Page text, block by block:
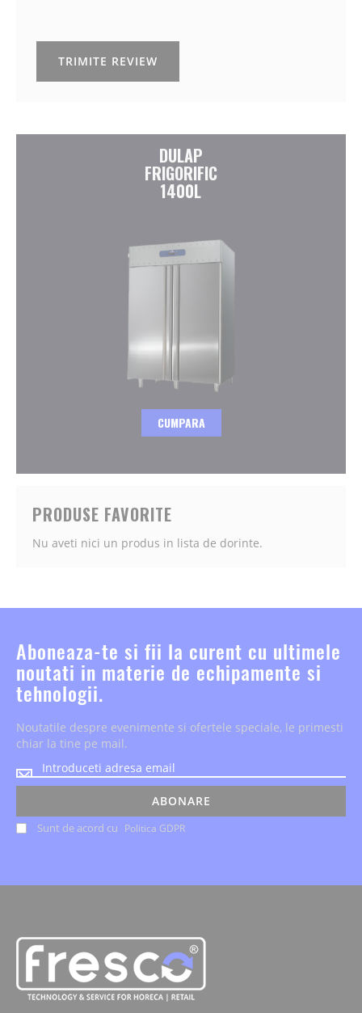
TRIMITE REVIEW
DULAP
FRIGORIFIC
1400L
CUMPARA
PRODUSE FAVORITE
Nu aveti nici un produs in lista de dorinte.
Aboneaza-te si fii la curent cu ultimele
noutati in materie de echipamente si
tehnologii.
Noutatile despre evenimente si ofertele speciale, le primesti
chiar la tine pe mail.
Noutatile
despre
si
ofertele
pe
mail.
Sunt de acord cu Politica GDPR
ABONARE